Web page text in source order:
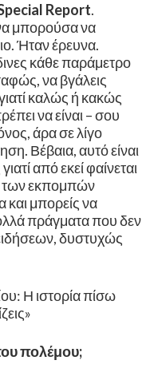
Report.
μπορούσα να
Ήταν έρευνα.
κάθε παράμετρο
να βγάλεις
καλώς ή κακώς
να είναι – σου
άρα σε λίγο
Βέβαια, αυτό είναι
από εκεί φαίνεται
των εκπομπών
και μπορείς να
πράγματα που δεν
δυστυχώς
Η ιστορία πίσω
πολέμου;